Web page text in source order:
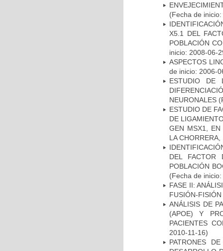
(Fecha de
X5.1 DEL
POBLACIÓN
inicio: 2008-06-
ASPECTOS
de inicio: 2006-
ESTUDIO DE
NEURONALES
ESTUDIO DE
DE
GEN MSX1, EN
LA
DEL FACTOR
POBLACIÓN
(Fecha de
FASE II:
FUSIÓN-
ANÁLISIS DE
(APOE) Y
PACIENTES
2010-11-16)
PATRONES